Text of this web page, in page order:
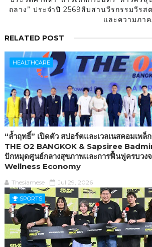
ถลาง” ประจำปี 2569สืบสานวีรกรรมวีรส
และความภา
RELATED POST
HEALTHCARE
“ล้ำฤทธิ์” เปิดตัว สปอร์ตและเวลเนสคอมเพล็
THE O2 BANGKOK & Sapsiree
ปักหมุดศูนย์กลางสุขภาพและการฟื้นฟูครบวงจ
Wellness Economy
Thesiamese Jul 29, 2026
SPORTS